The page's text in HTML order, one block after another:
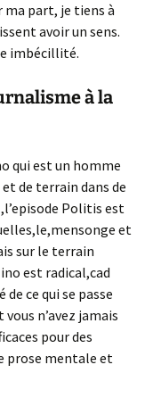
ma part, je tiens à
avoir un sens.
imbécillité.
à la
qui est un homme
de terrain dans de
Politis est
et
sur le terrain
est radical,cad
ce qui se passe
n’avez jamais
pour des
prose mentale et